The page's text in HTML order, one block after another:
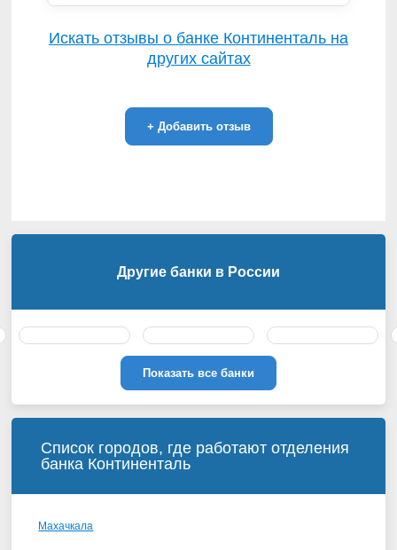
Искать отзывы о банке Континенталь на
других сайтах
+ Добавить отзыв
Другие банки в России
Показать все банки
Список городов, где работают отделения
банка Континенталь
Махачкала